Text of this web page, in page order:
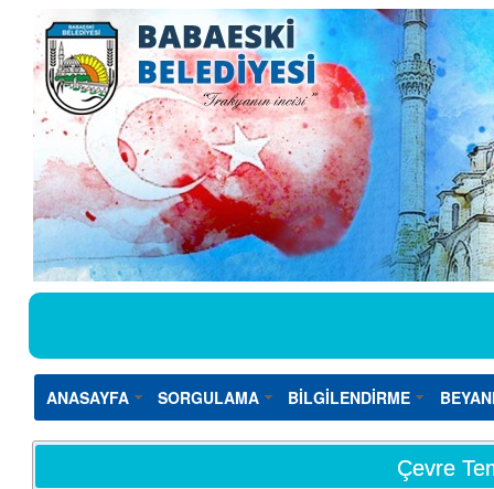
ANASAYFA SORGULAMA BİLGİLENDİRME
Çevre